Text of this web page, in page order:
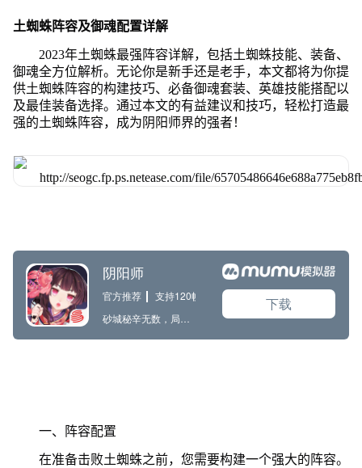
土蜘蛛阵容及御魂配置详解
2023年土蜘蛛最强阵容详解，包括土蜘蛛技能、装备、
御魂全方位解析。无论你是新手还是老手，本文都将为你提
供土蜘蛛阵容的构建技巧、必备御魂套装、英雄技能搭配以
及最佳装备选择。通过本文的有益建议和技巧，轻松打造最
强的土蜘蛛阵容，成为阴阳师界的强者！
一、阵容配置
在准备击败土蜘蛛之前，您需要构建一个强大的阵容。